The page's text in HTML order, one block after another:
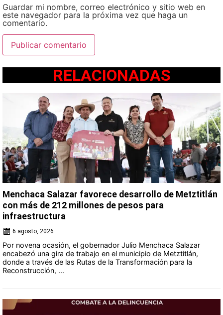
Guardar mi nombre, correo electrónico y sitio web en
este navegador para la próxima vez que haga un
comentario.
RELACIONADAS
Menchaca Salazar favorece desarrollo de Metztitlán
con más de 212 millones de pesos para
infraestructura
6 agosto, 2026
Por novena ocasión, el gobernador Julio Menchaca Salazar
encabezó una gira de trabajo en el municipio de Metztitlán,
donde a través de las Rutas de la Transformación para la
Reconstrucción, ...